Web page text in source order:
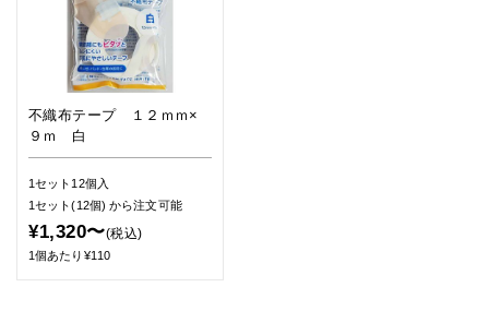
不織布テープ １２ｍｍ×
９ｍ 白
1セット12個入
1セット(12個)から注文可能
¥1,320〜(税込)
1個あたり¥110